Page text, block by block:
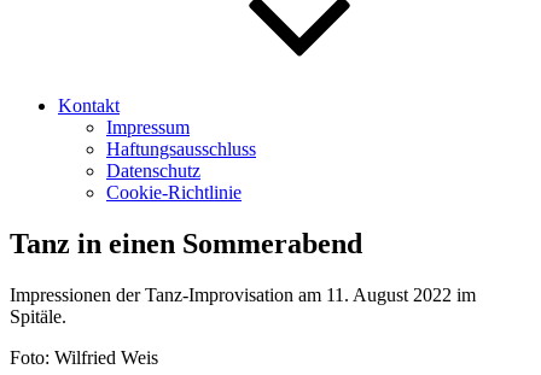
Kontakt
Impressum
Haftungsausschluss
Datenschutz
Cookie-Richtlinie
Tanz in einen Sommerabend
Impressionen der Tanz-Improvisation am 11. August 2022 im
Spitäle.
Foto: Wilfried Weis